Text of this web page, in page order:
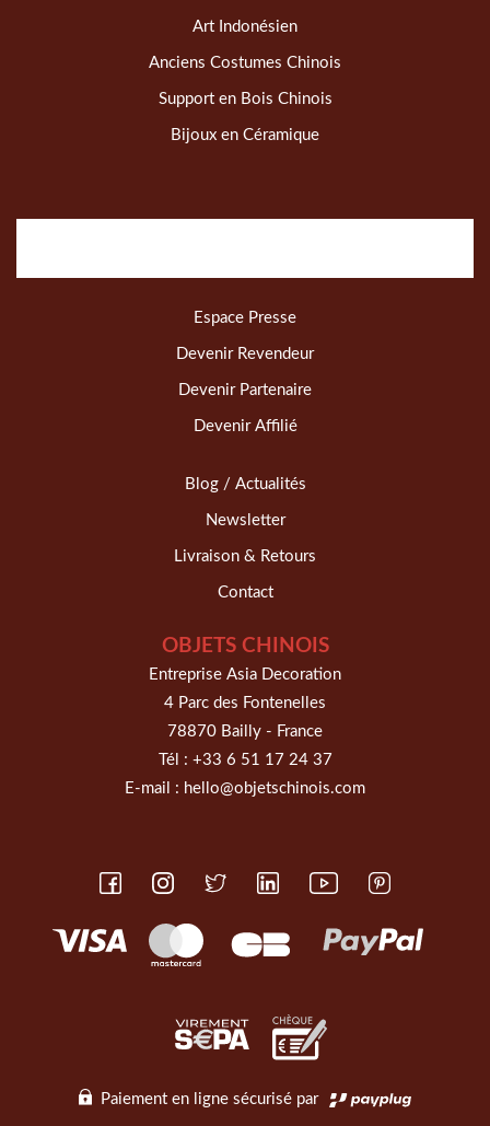
Art Indonésien
Anciens Costumes Chinois
Support en Bois Chinois
Bijoux en Céramique
Espace Presse
Devenir Revendeur
Devenir Partenaire
Devenir Affilié
Blog / Actualités
Newsletter
Livraison & Retours
Contact
OBJETS CHINOIS
Entreprise Asia Decoration
4 Parc des Fontenelles
78870 Bailly - France
Tél : +33 6 51 17 24 37
E-mail : hello@objetschinois.com
Paiement en ligne sécurisé par